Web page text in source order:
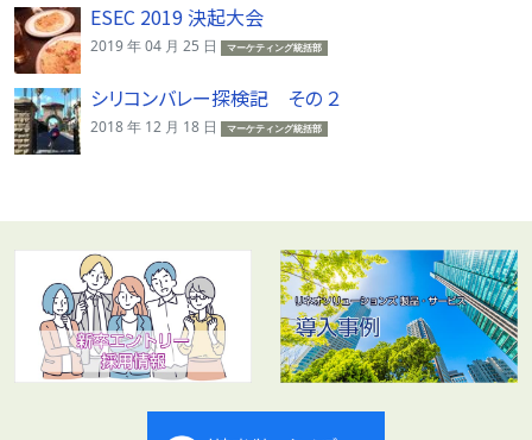
ESEC 2019 決起大会
2019 年 04 月 25 日 マーケティング統括部
シリコンバレー探検記 その ２
2018 年 12 月 18 日 マーケティング統括部